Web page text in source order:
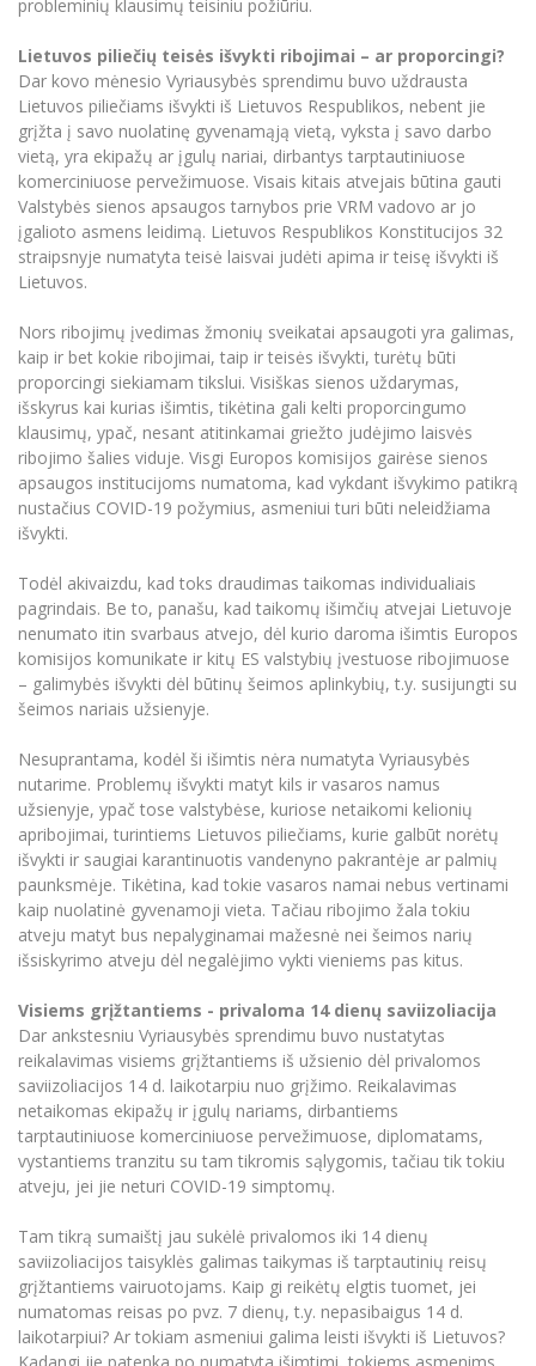
probleminių klausimų teisiniu požiūriu.
Lietuvos piliečių teisės išvykti ribojimai – ar proporcingi?
Dar kovo mėnesio Vyriausybės sprendimu buvo uždrausta
Lietuvos piliečiams išvykti iš Lietuvos Respublikos, nebent jie
grįžta į savo nuolatinę gyvenamąją vietą, vyksta į savo darbo
vietą, yra ekipažų ar įgulų nariai, dirbantys tarptautiniuose
komerciniuose pervežimuose. Visais kitais atvejais būtina gauti
Valstybės sienos apsaugos tarnybos prie VRM vadovo ar jo
įgalioto asmens leidimą. Lietuvos Respublikos Konstitucijos 32
straipsnyje numatyta teisė laisvai judėti apima ir teisę išvykti iš
Lietuvos.
Nors ribojimų įvedimas žmonių sveikatai apsaugoti yra galimas,
kaip ir bet kokie ribojimai, taip ir teisės išvykti, turėtų būti
proporcingi siekiamam tikslui. Visiškas sienos uždarymas,
išskyrus kai kurias išimtis, tikėtina gali kelti proporcingumo
klausimų, ypač, nesant atitinkamai griežto judėjimo laisvės
ribojimo šalies viduje. Visgi Europos komisijos gairėse sienos
apsaugos institucijoms numatoma, kad vykdant išvykimo patikrą
nustačius COVID-19 požymius, asmeniui turi būti neleidžiama
išvykti.
Todėl akivaizdu, kad toks draudimas taikomas individualiais
pagrindais. Be to, panašu, kad taikomų išimčių atvejai Lietuvoje
nenumato itin svarbaus atvejo, dėl kurio daroma išimtis Europos
komisijos komunikate ir kitų ES valstybių įvestuose ribojimuose
– galimybės išvykti dėl būtinų šeimos aplinkybių, t.y. susijungti su
šeimos nariais užsienyje.
Nesuprantama, kodėl ši išimtis nėra numatyta Vyriausybės
nutarime. Problemų išvykti matyt kils ir vasaros namus
užsienyje, ypač tose valstybėse, kuriose netaikomi kelionių
apribojimai, turintiems Lietuvos piliečiams, kurie galbūt norėtų
išvykti ir saugiai karantinuotis vandenyno pakrantėje ar palmių
paunksmėje. Tikėtina, kad tokie vasaros namai nebus vertinami
kaip nuolatinė gyvenamoji vieta. Tačiau ribojimo žala tokiu
atveju matyt bus nepalyginamai mažesnė nei šeimos narių
išsiskyrimo atveju dėl negalėjimo vykti vieniems pas kitus.
Visiems grįžtantiems - privaloma 14 dienų saviizoliacija
Dar ankstesniu Vyriausybės sprendimu buvo nustatytas
reikalavimas visiems grįžtantiems iš užsienio dėl privalomos
saviizoliacijos 14 d. laikotarpiu nuo grįžimo. Reikalavimas
netaikomas ekipažų ir įgulų nariams, dirbantiems
tarptautiniuose komerciniuose pervežimuose, diplomatams,
vystantiems tranzitu su tam tikromis sąlygomis, tačiau tik tokiu
atveju, jei jie neturi COVID-19 simptomų.
Tam tikrą sumaištį jau sukėlė privalomos iki 14 dienų
saviizoliacijos taisyklės galimas taikymas iš tarptautinių reisų
grįžtantiems vairuotojams. Kaip gi reikėtų elgtis tuomet, jei
numatomas reisas po pvz. 7 dienų, t.y. nepasibaigus 14 d.
laikotarpiui? Ar tokiam asmeniui galima leisti išvykti iš Lietuvos?